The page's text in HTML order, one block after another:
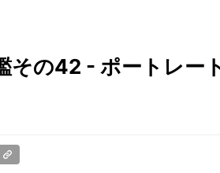
その42 - ポートレー